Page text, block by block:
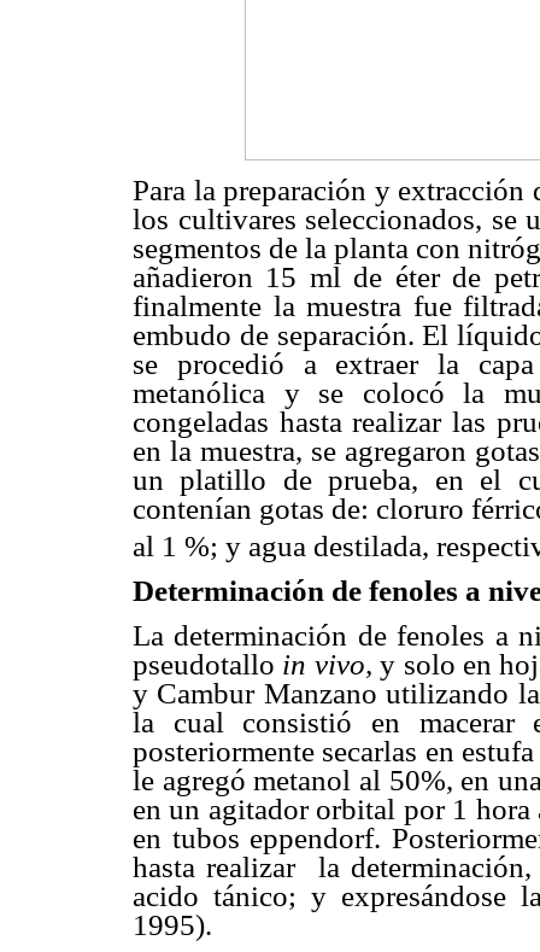
Para la preparación y extracción
los cultivares seleccionados, se
segmentos de la planta con
añadieron 15 ml de éter de
finalmente la muestra fue
embudo de separación. El
se procedió a extraer la
metanólica y se colocó la
congeladas hasta realizar las
en la muestra, se agregaron
un platillo de prueba, en el
contenían gotas de: cloruro
al 1 %; y agua destilada,
Determinación de fenoles a
La determinación de fenoles a
pseudotallo in vivo,y solo en
y Cambur Manzano utilizando
la cual consistió en macerar
posteriormente secarlas en
le agregó metanol al 50%, en
en un agitador orbital por 1
en tubos eppendorf.
hasta realizar la
acido tánico; y expresándose
1995).